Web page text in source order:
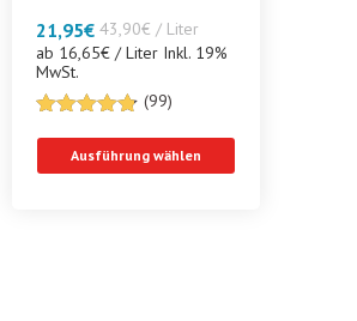
21,95€ 43,90€ / Liter
ab 16,65€ / Liter Inkl. 19%
MwSt.
von 5
(99)
Ausführung wählen